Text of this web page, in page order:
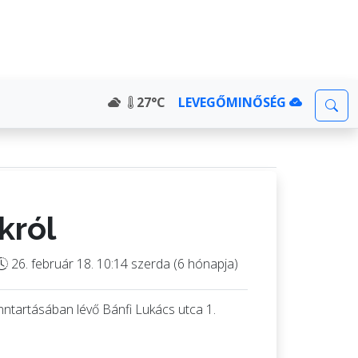
27°C LEVEGŐMINŐSÉG
26. február 18. 10:14 szerda (6 hónapja)
lévő Bánfi Lukács utca 1.